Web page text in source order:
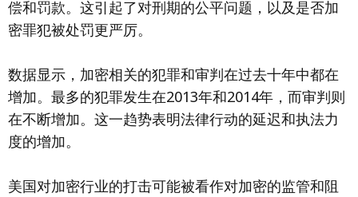
偿和罚款。这引起了对刑期的公平问题，以及是否加
密罪犯被处罚更严厉。
数据显示，加密相关的犯罪和审判在过去十年中都在
增加。最多的犯罪发生在2013年和2014年，而审判则
在不断增加。这一趋势表明法律行动的延迟和执法力
度的增加。
美国对加密行业的打击可能被看作对加密的监管和阻